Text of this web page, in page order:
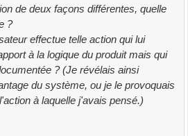
de deux façons différentes, quelle
?
effectue telle action qui lui
à la logique du produit mais qui
? (Je révélais ainsi
du système, ou je le provoquais
à laquelle j'avais pensé.)